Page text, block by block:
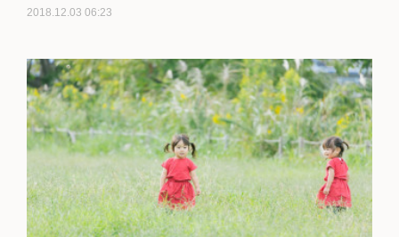
2018.12.03 06:23